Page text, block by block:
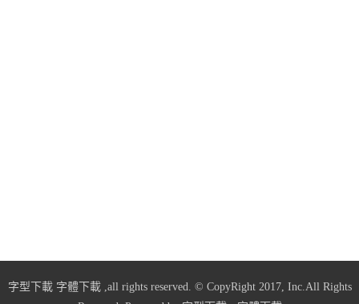
字型下載 字體下載,all rights reserved. © CopyRight 2017, Inc.All Rights